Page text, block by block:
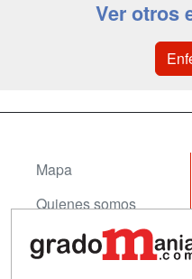
Ver otros
Mapa
Quienes somos
Tarifas publicidad